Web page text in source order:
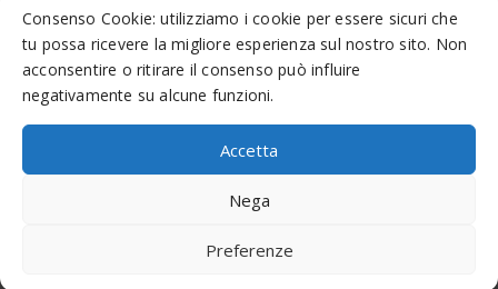
Consenso Cookie: utilizziamo i cookie per essere sicuri che
tu possa ricevere la migliore esperienza sul nostro sito. Non
acconsentire o ritirare il consenso può influire
negativamente su alcune funzioni.
Accetta
Nega
Preferenze
Cookie Policy
MADE WEB SOLUTIONS